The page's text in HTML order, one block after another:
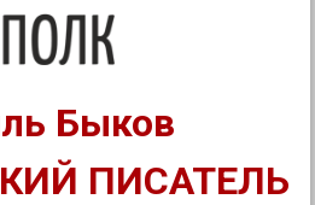
Быков
ПИСАТЕЛЬ